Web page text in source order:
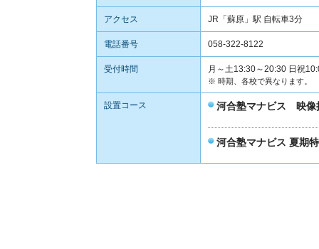
アクセス JR「蘇原」駅 自転車3分
電話番号 058-322-8122
受付時間 月～土13:30～20:30 日祝
※ 時期、各校で異なります。
設置コース 河合塾マナビス 映像
河合塾マナビス 夏期